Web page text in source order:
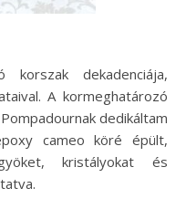
dekadenciája,
A kormeghatározó
dedikáltam
cameo köré épült,
kristályokat és